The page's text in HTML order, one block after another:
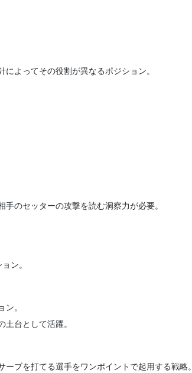
よってその役割が異なるポジション。
のセッターの攻撃を読む洞察力が必要。
ン。
。
台として活躍。
ブを打てる選手をワンポイントで起用する戦略。